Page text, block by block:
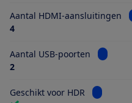
Aantal HDMI-aansluitingen
4
Aantal USB-poorten
Bekijk
2
Geschikt voor HDR Bekijk